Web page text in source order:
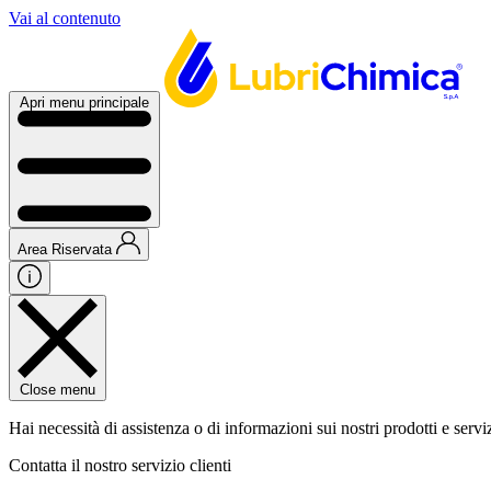
Vai al contenuto
Apri menu principale
Area Riservata
Close menu
Hai necessità di assistenza o di informazioni sui nostri prodotti e
Contatta il nostro servizio clienti